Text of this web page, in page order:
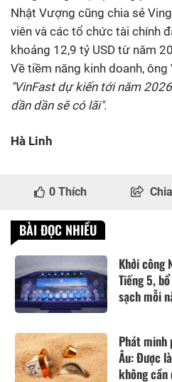
Nhật Vượng cũng chia sẻ
viên và các tổ chức tài chính
khoảng 12,9 tỷ USD từ năm
Về tiềm năng kinh doanh,
"VinFast dự kiến tới năm
dần dần sẽ có lãi".
Hà Linh
0 Thích
BÀI ĐỌC NHIỀU
Khởi công
Tiếng 5,
sạch mỗi
Phát minh
Âu: Được
không